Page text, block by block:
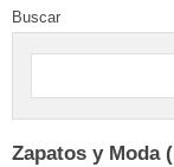
Buscar
Zapatos y Moda